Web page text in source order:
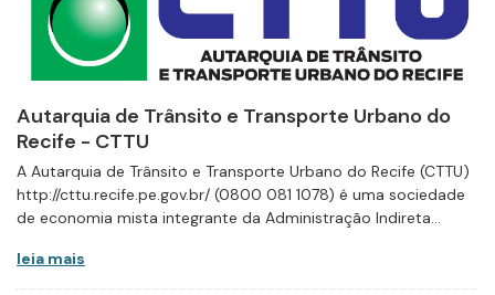
Autarquia de Trânsito e Transporte Urbano do
Recife - CTTU
A Autarquia de Trânsito e Transporte Urbano do Recife (CTTU)
http://cttu.recife.pe.gov.br/ (0800 081 1078) é uma sociedade
de economia mista integrante da Administração Indireta...
leia mais